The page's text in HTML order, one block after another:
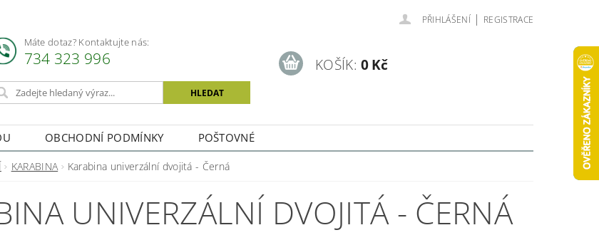
Máte dotaz? Kontaktujte nás:
734 323 996
PŘIHLÁŠENÍ | REGISTRACE
KOŠÍK: 0 Kč
OBCHODNÍ PODMÍNKY POŠTOVNÉ
KARABINA Karabina univerzální dvojitá - Černá
UNIVERZÁLNÍ DVOJITÁ - ČERNÁ